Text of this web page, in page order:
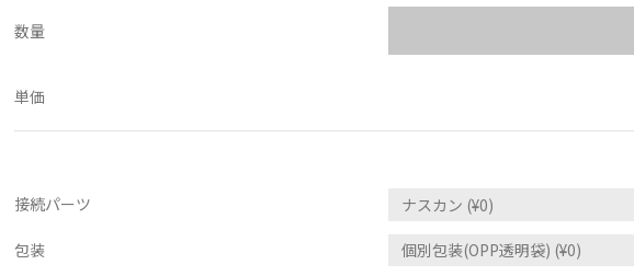
数量
単価
接続パーツ
包装